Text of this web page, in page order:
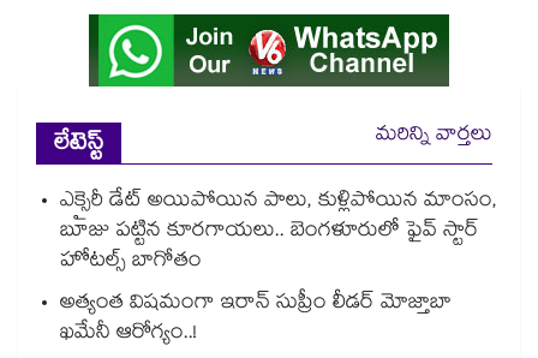
లేటెస్ట్
మరిన్ని వార్తలు
ఎక్సైరీ డేట్ అయిపోయిన పాలు, కుళ్లిపోయిన మాంసం,
బూజు పట్టిన కూరగాయలు.. బెంగళూరులో ఫైవ్ స్టార్
హోటల్స్ బాగోతం
అత్యంత విషమంగా ఇరాన్ సుప్రీం లీడర్ మోజ్తాబా
ఖమేనీ ఆరోగ్యం..!